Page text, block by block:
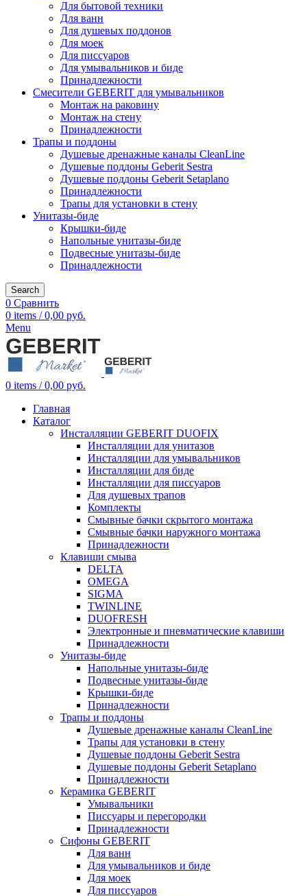
Для бытовой техники
Для ванн
Для душевых поддонов
Для моек
Для писсуаров
Для умывальников и биде
Принадлежности
Смесители GEBERIT для умывальников
Монтаж на раковину
Монтаж на стену
Принадлежности
Трапы и поддоны
Душевые дренажные каналы CleanLine
Душевые поддоны Geberit Sestra
Душевые поддоны Geberit Setaplano
Принадлежности
Трапы для установки в стену
Унитазы-биде
Крышки-биде
Напольные унитазы-биде
Подвесные унитазы-биде
Принадлежности
Search
0 Сравнить
0 items / 0,00 руб.
Menu
0 items / 0,00 руб.
Главная
Каталог
Инсталляции GEBERIT DUOFIX
Инсталляции для унитазов
Инсталляции для умывальников
Инсталляции для биде
Инсталляции для писсуаров
Для душевых трапов
Комплекты
Смывные бачки скрытого монтажа
Смывные бачки наружного монтажа
Принадлежности
Клавиши смыва
DELTA
OMEGA
SIGMA
TWINLINE
DUOFRESH
Электронные и пневматические клавиши
Принадлежности
Унитазы-биде
Напольные унитазы-биде
Подвесные унитазы-биде
Крышки-биде
Принадлежности
Трапы и поддоны
Душевые дренажные каналы CleanLine
Трапы для установки в стену
Душевые поддоны Geberit Sestra
Душевые поддоны Geberit Setaplano
Принадлежности
Керамика GEBERIT
Умывальники
Писсуары и перегородки
Принадлежности
Сифоны GEBERIT
Для ванн
Для умывальников и биде
Для моек
Для писсуаров